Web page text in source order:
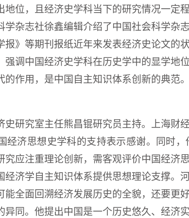
地位，且经济史学科当下的研究情况一定
学杂志社徐鑫编辑介绍了中国社会科学杂
报》等期刊报纸近年来发表经济史论文的
强调中国经济史学科在历史学中的显学地
的作用，是中国自主知识体系创新的典范
史研究室主任熊昌锟研究员主持。上海财
经济思想史学科的支持表示感谢。同时
究应注重理论创新，需客观评价中国经济
经济学自主知识体系提供思想理论支撑。
能全面回溯经济发展历史的全貌，还要更
异同。他提出中国是一个历史悠久、经济